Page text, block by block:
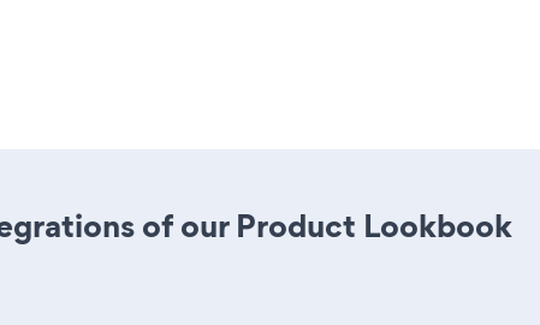
of our Product Lookbook